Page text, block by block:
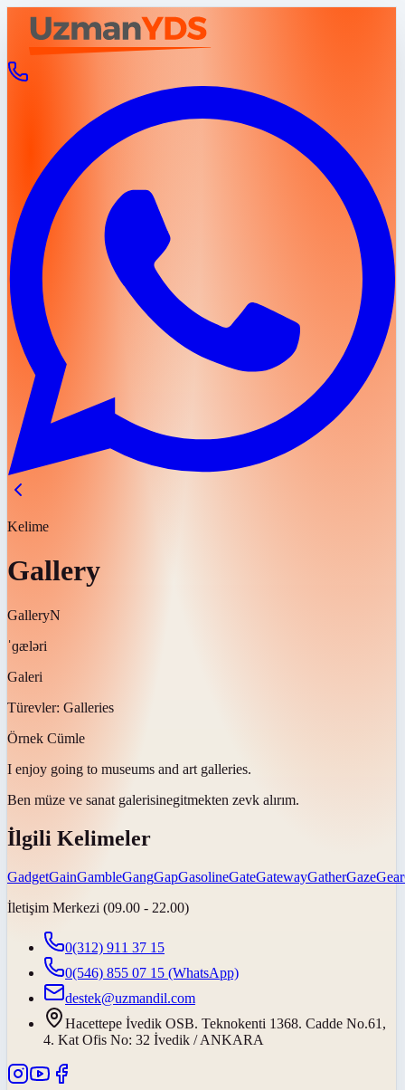
Kelime
Gallery
GalleryN
ˈɡæləri
Galeri
Türevler: Galleries
Örnek Cümle
I enjoy going to museums and art galleries.
Ben müze ve sanat galerisinegitmekten zevk alırım.
İlgili Kelimeler
GadgetGainGambleGangGapGasolineGateGatewayGatherGazeGear
İletişim Merkezi (09.00 - 22.00)
0(312) 911 37 15
0(546) 855 07 15 (WhatsApp)
destek@uzmandil.com
Hacettepe İvedik OSB. Teknokenti 1368. Cadde No.61,
4. Kat Ofis No: 32 İvedik / ANKARA